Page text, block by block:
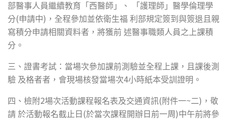
部醫事人員繼續教育「西醫師」、
「護理師」醫學倫理學
分(申請中) ，全程參加並依衛生福 利部規定簽到與簽退且親
寫積分申請相關資料者，將獲前 述醫事職類人員之上課積
分。
三、證書考試：當場次參加課前測驗並全程上課，且課後測
驗 及格者者，會現場核發當場次4小時紙本受訓證明。
四、檢附2場次活動課程報名表及交通資訊( 附件一~二) ，敬
請 於活動報名截止日 (於當次課程開辦日前一周)中午前將參